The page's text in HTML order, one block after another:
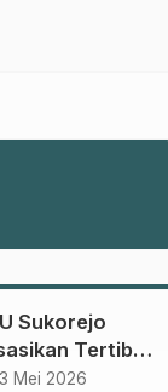
Sukorejo
Tertib
dalam
Mei 2026